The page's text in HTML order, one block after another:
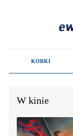
W kinie